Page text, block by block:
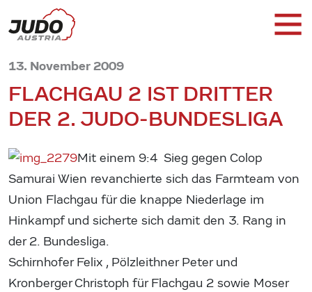
13. November 2009
FLACHGAU 2 IST DRITTER
DER 2. JUDO-BUNDESLIGA
Mit einem 9:4 Sieg gegen Colop
Samurai Wien revanchierte sich das Farmteam von
Union Flachgau für die knappe Niederlage im
Hinkampf und sicherte sich damit den 3. Rang in
der 2. Bundesliga.
Schirnhofer Felix , Pölzleithner Peter und
Kronberger Christoph für Flachgau 2 sowie Moser